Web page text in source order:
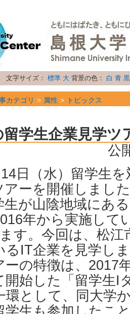
文字サイズ： 標準 大 背景の色： 白 青 黒
カテゴリ 属性 トピックス
留学生企業見学ツ
公
日（水）留学生
アーを開催しまし
生が山陰地域にあ
年から実施して
す。今回は、松江
るIT企業を見学し
の特徴は、2017
開始した「留学生I
環として、同大学
学生も参加したこ